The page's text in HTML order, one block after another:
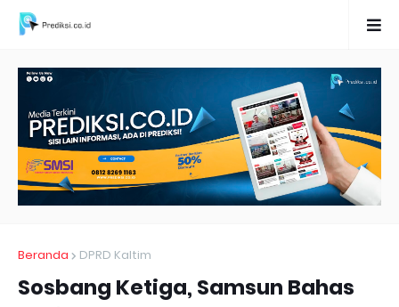
Beranda DPRD Kaltim
Sosbang Ketiga, Samsun Bahas